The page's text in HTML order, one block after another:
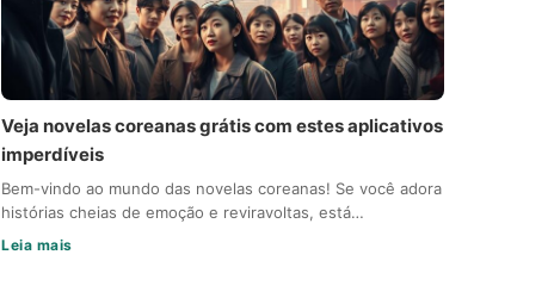
Veja novelas coreanas grátis com estes aplicativos
imperdíveis
Bem-vindo ao mundo das novelas coreanas! Se você adora
histórias cheias de emoção e reviravoltas, está…
Leia mais